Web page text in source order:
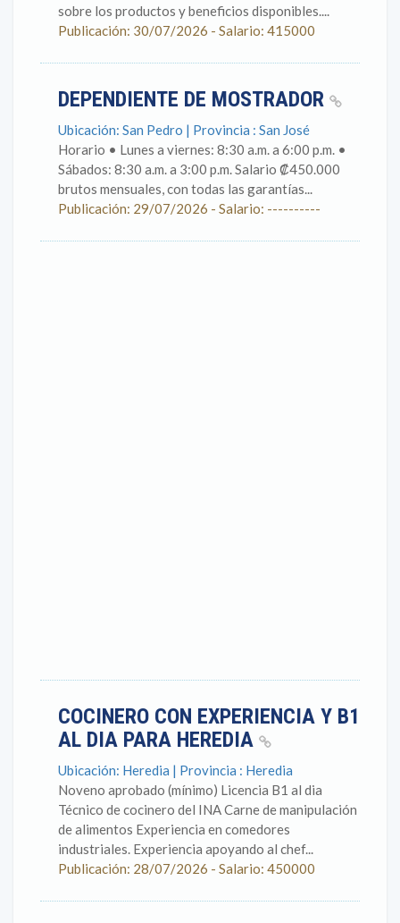
sobre los productos y beneficios disponibles....
Publicación: 30/07/2026 - Salario: 415000
DEPENDIENTE DE MOSTRADOR
Ubicación: San Pedro | Provincia : San José
Horario •⁠ ⁠Lunes a viernes: 8:30 a.m. a 6:00 p.m. •⁠
⁠Sábados: 8:30 a.m. a 3:00 p.m. Salario ₡450.000
brutos mensuales, con todas las garantías...
Publicación: 29/07/2026 - Salario: ----------
COCINERO CON EXPERIENCIA Y B1
AL DIA PARA HEREDIA
Ubicación: Heredia | Provincia : Heredia
Noveno aprobado (mínimo) Licencia B1 al dia
Técnico de cocinero del INA Carne de manipulación
de alimentos Experiencia en comedores
industriales. Experiencia apoyando al chef...
Publicación: 28/07/2026 - Salario: 450000